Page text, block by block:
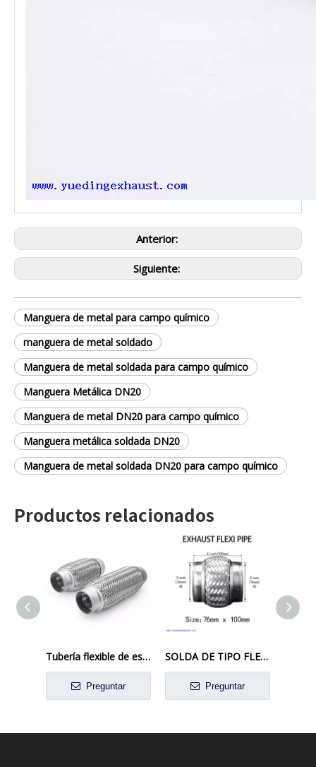
Anterior:
Siguiente:
Manguera de metal para campo químico
manguera de metal soldado
Manguera de metal soldada para campo químico
Manguera Metálica DN20
Manguera de metal DN20 para campo químico
Manguera metálica soldada DN20
Manguera de metal soldada DN20 para campo químico
Productos relacionados
Tubería flexible de escape de trenza interna para aplicaciones automotrices
Preguntar
SOLDA DE TIPO FLEXI DE ESCAPE EN FLEX JUNTA REPARACIÓN DE TUBO Flexible 76 mm x 100 mm
Preguntar